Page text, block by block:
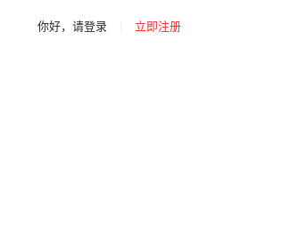
网站导航
立即注册
，请登录
你好，请登录 立即注册